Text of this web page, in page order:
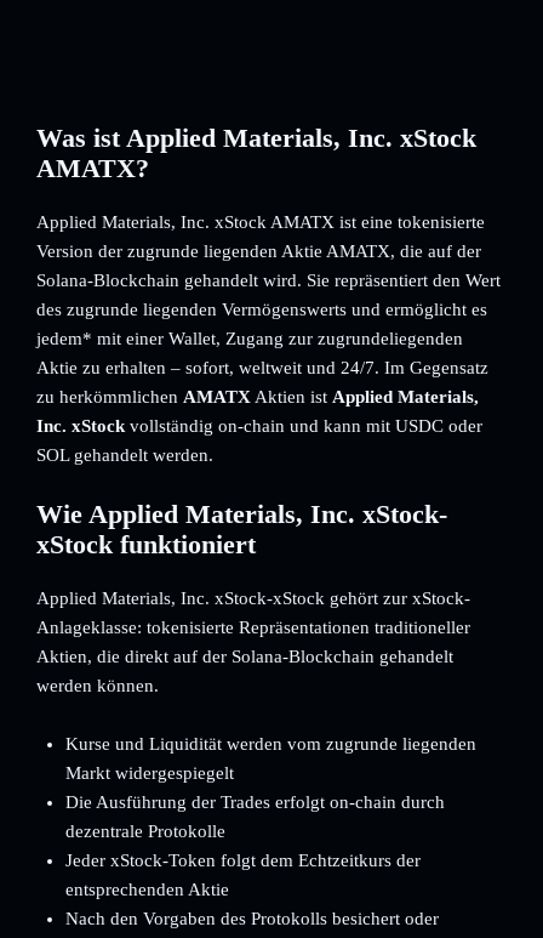
Was ist Applied Materials, Inc. xStock
AMATX?
Applied Materials, Inc. xStock AMATX ist eine tokenisierte
Version der zugrunde liegenden Aktie AMATX, die auf der
Solana-Blockchain gehandelt wird. Sie repräsentiert den Wert
des zugrunde liegenden Vermögenswerts und ermöglicht es
jedem* mit einer Wallet, Zugang zur zugrundeliegenden
Aktie zu erhalten – sofort, weltweit und 24/7. Im Gegensatz
zu herkömmlichen AMATX Aktien ist Applied Materials,
Inc. xStock vollständig on-chain und kann mit USDC oder
SOL gehandelt werden.
Wie Applied Materials, Inc. xStock-
xStock funktioniert
Applied Materials, Inc. xStock-xStock gehört zur xStock-
Anlageklasse: tokenisierte Repräsentationen traditioneller
Aktien, die direkt auf der Solana-Blockchain gehandelt
werden können.
Kurse und Liquidität werden vom zugrunde liegenden
Markt widergespiegelt
Die Ausführung der Trades erfolgt on-chain durch
dezentrale Protokolle
Jeder xStock-Token folgt dem Echtzeitkurs der
entsprechenden Aktie
Nach den Vorgaben des Protokolls besichert oder